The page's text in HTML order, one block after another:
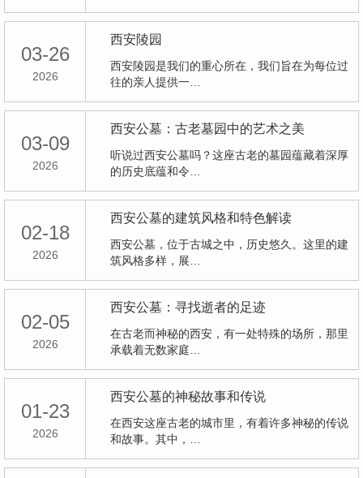
03-26
2026
西安陵园
西安陵园是我们的重心所在，我们旨在为每位过
往的亲人提供一…
03-09
2026
西安公墓：古老墓园中的艺术之美
听说过西安公墓吗？这座古老的墓园蕴藏着深厚
的历史底蕴和令…
02-18
2026
西安公墓的建筑风格和特色解读
西安公墓，位于古城之中，历史悠久。这里的建
筑风格多样，展…
02-05
2026
西安公墓：寻找逝者的足迹
在古老而神秘的西安，有一处特殊的场所，那里
承载着无数家庭…
01-23
2026
西安公墓的神秘故事和传说
在西安这座古老的城市里，有着许多神秘的传说
和故事。其中，…